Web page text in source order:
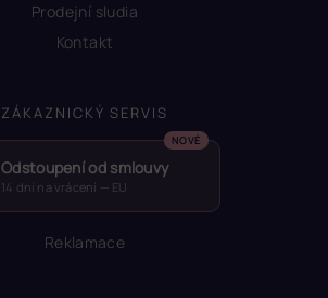
Prodejní sludia
Kontakt
ZÁKAZNICKÝ SERVIS
Odstoupení od smlouvy
14 dní na vrácení — EU
Reklamace